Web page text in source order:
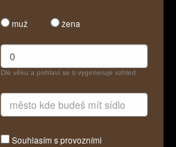
muž žena
Dle věku a pohlaví se ti vygeneruje vzhled
Souhlasím sprovozními